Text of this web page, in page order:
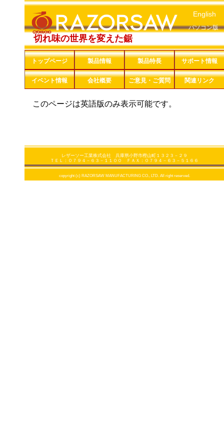
切れ味の世界を変えた鋸
トップページ 製品情報 製品特長 サポート情報
イベント情報 会社概要 ご意見・ご質問 関連リンク
English
パソコン版
このページは英語版のみ表示可能です。
レザーソー工業株式会社 兵庫県小野市樫山町１３２３－２９
ＴＥＬ：０７９４－６３－１１００ ＦＡＸ：０７９４－６３－５１６６
copyright (c) RAZORSAW MANUFACTURING CO., LTD. All right reserved.